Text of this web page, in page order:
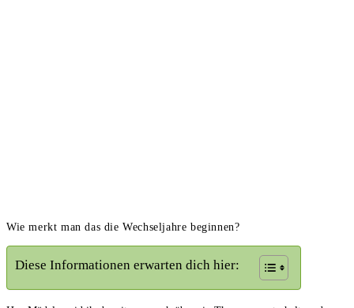
Wie merkt man das die Wechseljahre beginnen?
Diese Informationen erwarten dich hier: